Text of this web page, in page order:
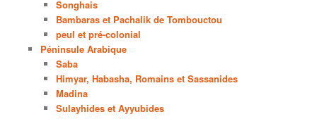
Songhais
Bambaras et Pachalik de Tombouctou
peul et pré-colonial
Péninsule Arabique
Saba
Himyar, Habasha, Romains et Sassanides
Madina
Sulayhides et Ayyubides